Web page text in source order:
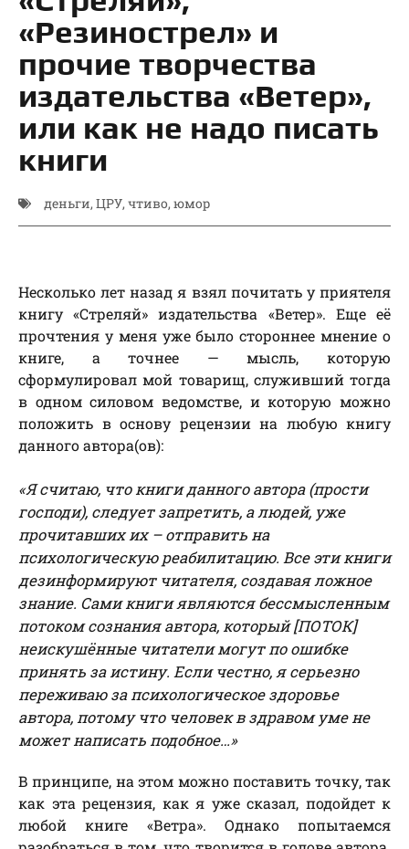
«Резинострел» и
прочие творчества
издательства «Ветер»,
или как не надо писать
книги
деньги, ЦРУ, чтиво, юмор
Несколько лет назад я взял почитать у приятеля
книгу «Стреляй» издательства «Ветер». Еще её
прочтения у меня уже было стороннее мнение о
книге, а точнее — мысль, которую
сформулировал мой товарищ, служивший тогда
в одном силовом ведомстве, и которую можно
положить в основу рецензии на любую книгу
данного автора(ов):
«Я считаю, что книги данного автора (прости
господи), следует запретить, а людей, уже
прочитавших их – отправить на
психологическую реабилитацию. Все эти книги
дезинформируют читателя, создавая ложное
знание. Сами книги являются бессмысленным
потоком сознания автора, который [ПОТОК]
неискушённые читатели могут по ошибке
принять за истину. Если честно, я серьезно
переживаю за психологическое здоровье
автора, потому что человек в здравом уме не
может написать подобное…»
В принципе, на этом можно поставить точку, так
как эта рецензия, как я уже сказал, подойдет к
любой книге «Ветра». Однако попытаемся